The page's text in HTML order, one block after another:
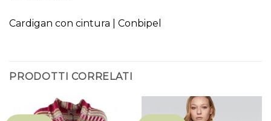
Cardigan con cintura | Conbipel
PRODOTTI CORRELATI